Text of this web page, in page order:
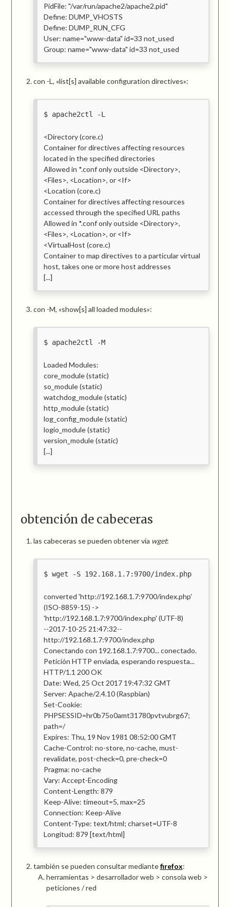
PidFile: "/var/run/apache2/apache2.pid"
Define: DUMP_VHOSTS
Define: DUMP_RUN_CFG
User: name="www-data" id=33 not_used
Group: name="www-data" id=33 not_used
con -L, «list[s] available configuration directives»:
apache2ctl -L
<Directory (core.c)
Container for directives affecting resources
located in the specified directories
Allowed in *.conf only outside <Directory>,
<Files>, <Location>, or <If>
<Location (core.c)
Container for directives affecting resources
accessed through the specified URL paths
Allowed in *.conf only outside <Directory>,
<Files>, <Location>, or <If>
<VirtualHost (core.c)
Container to map directives to a particular virtual
host, takes one or more host addresses
[...]
con -M, «show[s] all loaded modules»:
apache2ctl -M
Loaded Modules:
core_module (static)
so_module (static)
watchdog_module (static)
http_module (static)
log_config_module (static)
logio_module (static)
version_module (static)
[...]
obtención de cabeceras
las cabeceras se pueden obtener vía wget:
wget -S 192.168.1.7:9700/index.php
converted 'http://192.168.1.7:9700/index.php'
(ISO-8859-15) ->
'http://192.168.1.7:9700/index.php' (UTF-8)
--2017-10-25 21:47:32--
http://192.168.1.7:9700/index.php
Conectando con 192.168.1.7:9700... conectado.
Petición HTTP enviada, esperando respuesta...
HTTP/1.1 200 OK
Date: Wed, 25 Oct 2017 19:47:32 GMT
Server: Apache/2.4.10 (Raspbian)
Set-Cookie:
PHPSESSID=hr0b75o0amt31780pvtvubrg67;
path=/
Expires: Thu, 19 Nov 1981 08:52:00 GMT
Cache-Control: no-store, no-cache, must-
revalidate, post-check=0, pre-check=0
Pragma: no-cache
Vary: Accept-Encoding
Content-Length: 879
Keep-Alive: timeout=5, max=25
Connection: Keep-Alive
Content-Type: text/html; charset=UTF-8
Longitud: 879 [text/html]
también se pueden consultar mediantefirefox:
herramientas > desarrollador web > consola web >
peticiones / red